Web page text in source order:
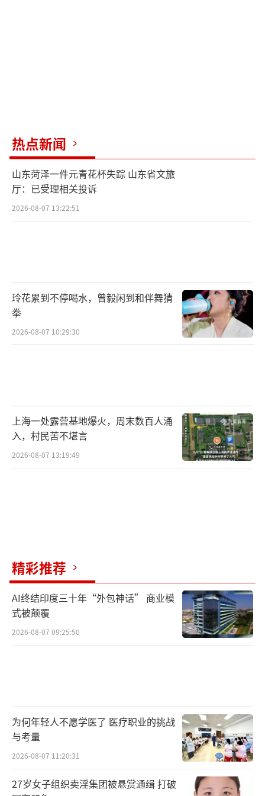
热点新闻
山东菏泽一件元青花杯失踪 山东省文旅
厅：已受理相关投诉
2026-08-07 13:22:51
玲花累到不停喝水，曾毅闲到和伴舞猜
拳
2026-08-07 10:29:30
上海一处露营基地爆火，周末数百人涌
入，村民苦不堪言
2026-08-07 13:19:49
精彩推荐
AI终结印度三十年“外包神话” 商业模
式被颠覆
2026-08-07 09:25:50
为何年轻人不愿学医了 医疗职业的挑战
与考量
2026-08-07 11:20:31
27岁女子组织卖淫集团被悬赏通缉 打破